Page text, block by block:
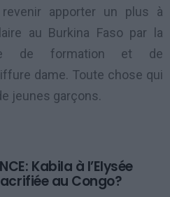
apporter un plus à
au Burkina Faso par la
de formation et de
dame. Toute chose qui
jeunes garçons.
Kabila à l’Elysée
au Congo?